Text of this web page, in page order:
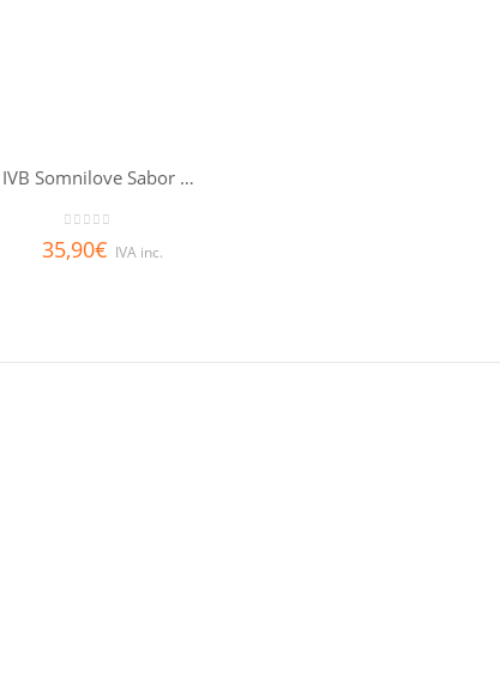
IVB Somnilove Sabor Naranja 210gr
0 out of 5
35,90€ IVA inc.